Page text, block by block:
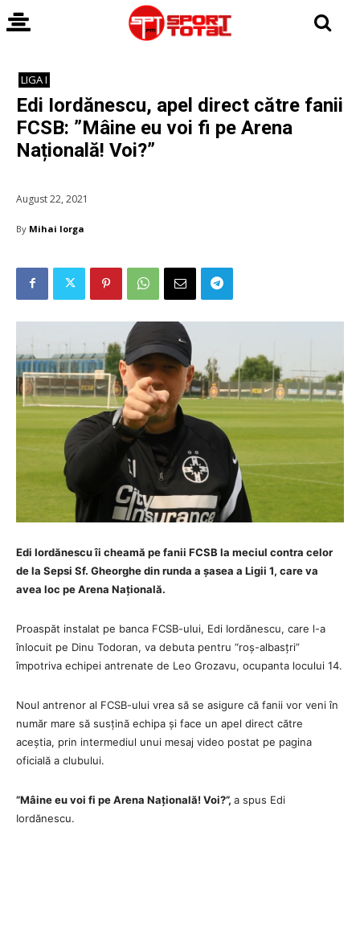
LIGA I
Edi Iordănescu, apel direct către fanii
FCSB: ”Mâine eu voi fi pe Arena
Națională! Voi?”
August 22, 2021
By Mihai Iorga
Edi Iordănescu îi cheamă pe fanii FCSB la meciul contra celor
de la Sepsi Sf. Gheorghe din runda a șasea a Ligii 1, care va
avea loc pe Arena Națională.
Proaspăt instalat pe banca FCSB-ului, Edi Iordănescu, care l-a
înlocuit pe Dinu Todoran, va debuta pentru “roș-albasțri”
împotriva echipei antrenate de Leo Grozavu, ocupanta locului 14.
Noul antrenor al FCSB-ului vrea să se asigure că fanii vor veni în
număr mare să susțină echipa și face un apel direct către
aceștia, prin intermediul unui mesaj video postat pe pagina
oficială a clubului.
”Mâine eu voi fi pe Arena Națională! Voi?”, a spus Edi
Iordănescu.